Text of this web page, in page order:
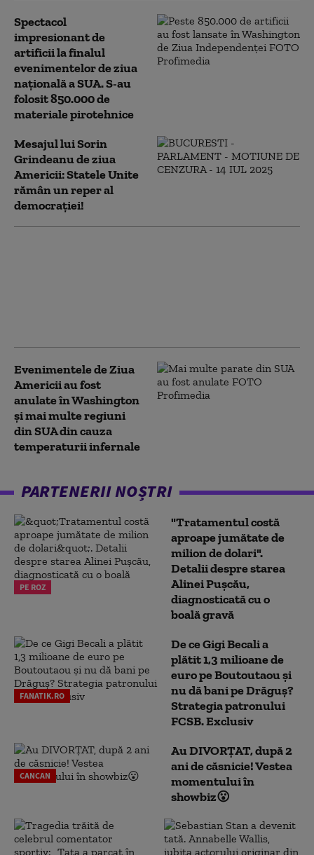
Spectacol
impresionant de
artificii la finalul
evenimentelor de ziua
națională a SUA. S-au
folosit 850.000 de
materiale pirotehnice
Mesajul lui Sorin
Grindeanu de ziua
Americii: Statele Unite
rămân un reper al
democrației!
Evenimentele de Ziua
Americii au fost
anulate în Washington
și mai multe regiuni
din SUA din cauza
temperaturii infernale
PARTENERII NOȘTRI
PE ROZ
"Tratamentul costă
aproape jumătate de
milion de dolari".
Detalii despre starea
Alinei Pușcău,
diagnosticată cu o
boală gravă
FANATIK.RO
De ce Gigi Becali a
plătit 1,3 milioane de
euro pe Boutoutaou și
nu dă bani pe Drăguș?
Strategia patronului
FCSB. Exclusiv
CANCAN
Au DIVORȚAT, după 2
ani de căsnicie! Vestea
momentului în
showbiz😮